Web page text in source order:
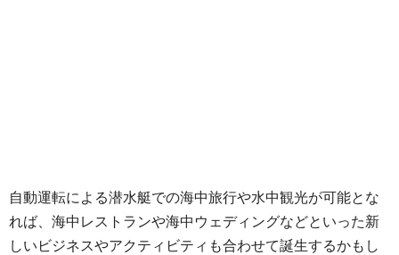
自動運転による潜水艇での海中旅行や水中観光が可能とな
れば、海中レストランや海中ウェディングなどといった新
しいビジネスやアクティビティも合わせて誕生するかもし